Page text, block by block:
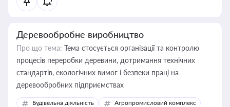
Деревообробне виробництво
Про що тема: Тема стосується організації та контролю
процесів переробки деревини, дотримання технічних
стандартів, екологічних вимог і безпеки праці на
деревообробних підприємствах
Будівельна діяльність Агропромисловий комплекс